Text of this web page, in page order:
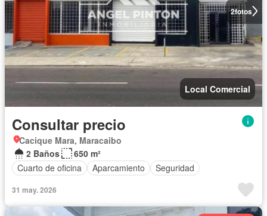
2fotos
Local Comercial
Consultar precio
Cacique Mara, Maracaibo
2 Baños
650 m²
Cuarto de oficina
Aparcamiento Seguridad
31 may. 2026